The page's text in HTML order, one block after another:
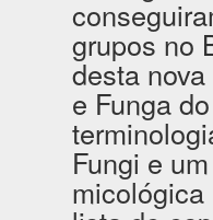
grupos no
desta
e Funga
Fungi e